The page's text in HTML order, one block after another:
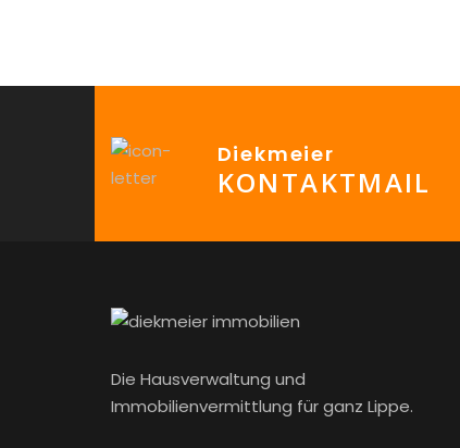
Diekmeier
KONTAKTMAIL
Die Hausverwaltung und
Immobilienvermittlung für ganz Lippe.